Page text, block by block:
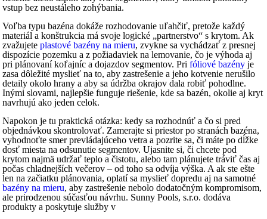
vstup bez neustáleho zohýbania.
Voľba typu bazéna dokáže rozhodovanie uľahčiť, pretože každý
materiál a konštrukcia má svoje logické „partnerstvo“ s krytom. Ak
zvažujeteplastové bazény na mieru, zvykne sa vychádzať z presnej
dispozície pozemku a z požiadaviek na lemovanie, čo je výhoda aj
pri plánovaní koľajníc a dojazdov segmentov. Prifóliové bazény je
zasa dôležité myslieť na to, aby zastrešenie a jeho kotvenie nerušilo
detaily okolo hrany a aby sa údržba okrajov dala robiť pohodlne.
Inými slovami, najlepšie funguje riešenie, kde sa bazén, okolie aj kryt
navrhujú ako jeden celok.
Napokon je tu praktická otázka: kedy sa rozhodnúť a čo si pred
objednávkou skontrolovať. Zamerajte si priestor po stranách bazéna,
vyhodnoťte smer prevládajúceho vetra a pozrite sa, či máte po dĺžke
dosť miesta na odsunutie segmentov. Ujasnite si, či chcete pod
krytom najmä udržať teplo a čistotu, alebo tam plánujete tráviť čas aj
počas chladnejších večerov – od toho sa odvíja výška. A ak ste ešte
len na začiatku plánovania, oplatí sa myslieť dopredu aj na samotné
bazény na mieru, aby zastrešenie nebolo dodatočným kompromisom,
ale prirodzenou súčasťou návrhu. Sunny Pools, s.r.o. dodáva
produkty a poskytuje služby v